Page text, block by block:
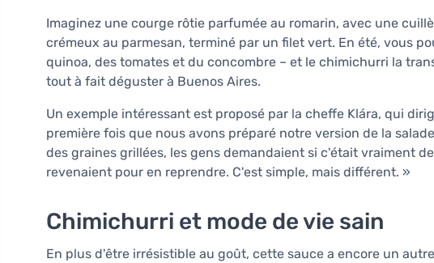
Imaginez une courge rôtie parfumée au romarin, avec une
crémeux au parmesan, terminé par un filet vert. En été, vous
quinoa, des tomates et du concombre – et le chimichurri la
tout à fait déguster à Buenos Aires.
Un exemple intéressant est proposé par la cheffe Klára, qui
première fois que nous avons préparé notre version de la
des graines grillées, les gens demandaient si c'était vraiment
revenaient pour en reprendre. C'est simple, mais différent. »
Chimichurri et mode de vie sain
En plus d'être irrésistible au goût, cette sauce a encore un